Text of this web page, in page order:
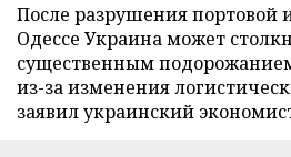
После разрушения портовой
Одессе Украина может
существенным
из-за изменения
заявил украинский